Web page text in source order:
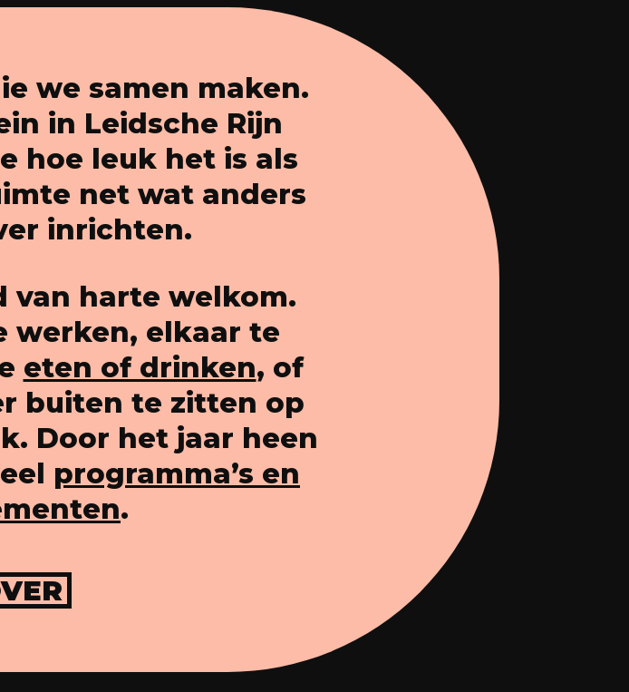
we samen maken.
in Leidsche Rijn
hoe leuk het is als
net wat anders
inrichten.
van harte welkom.
werken, elkaar te
eten of drinken, of
buiten te zitten op
Door het jaar heen
programma’s en
.